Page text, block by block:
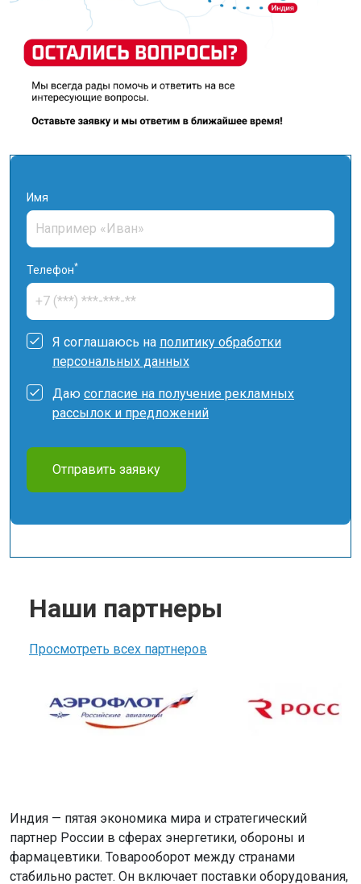
Имя
Телефон*
Я соглашаюсь на политику обработки
персональных данных
Даю согласие на получение рекламных
рассылок и предложений
Отправить заявку
Наши партнеры
Просмотреть всех партнеров
Индия — пятая экономика мира и стратегический
партнер России в сферах энергетики, обороны и
фармацевтики. Товарооборот между странами
стабильно растет. Он включает поставки оборудования,